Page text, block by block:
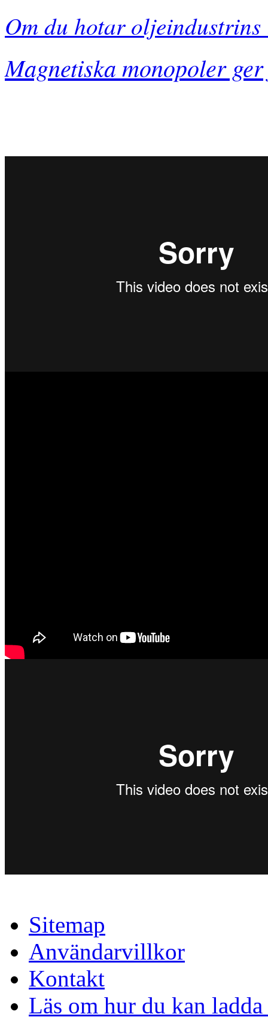
Om du hotar
Magnetiska monopoler
Sitemap
Användarvillkor
Kontakt
Läs om hur du kan